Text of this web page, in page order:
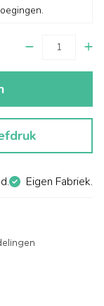
Eigen Fabriek.